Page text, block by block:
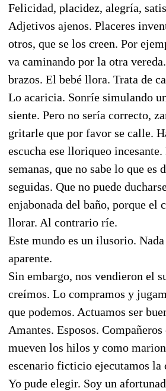
Felicidad, placidez, alegría,
Adjetivos ajenos. Placeres
otros, que se los creen. Por
va caminando por la otra
brazos. El bebé llora. Trata de
Lo acaricia. Sonríe simulando
siente. Pero no sería correcto,
gritarle que por favor se calle.
escucha ese lloriqueo incesante.
semanas, que no sabe lo que es
seguidas. Que no puede
enjabonada del baño, porque el
llorar. Al contrario ríe.
Este mundo es un ilusorio.
aparente.
Sin embargo, nos vendieron el
creímos. Lo compramos y
que podemos. Actuamos ser
Amantes. Esposos.
mueven los hilos y como
escenario ficticio ejecutamos la
Yo pude elegir. Soy un